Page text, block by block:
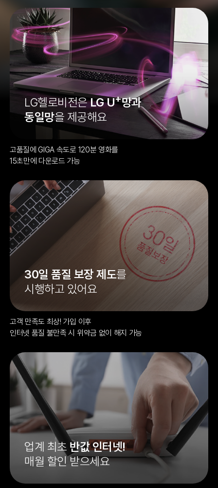
LG헬로비전은LG U+망과
동일망을 제공해요
고품질에 GIGA 속도로 120분 영화를
15초만에 다운로드 가능
30일 품질 보장 제도를
시행하고 있어요
고객 만족도 최상! 가입 이후
인터넷 품질 불만족 시 위약금 없이 해지 가능
업계 최초 반값 인터넷!
매월 할인 받으세요